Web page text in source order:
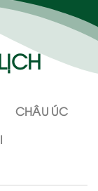
CHÂU ÚC